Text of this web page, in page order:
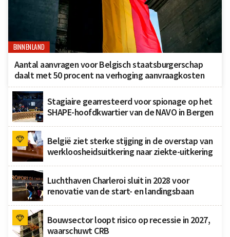
BINNENLAND
Aantal aanvragen voor Belgisch staatsburgerschap
daalt met 50 procent na verhoging aanvraagkosten
Stagiaire gearresteerd voor spionage op het
SHAPE-hoofdkwartier van de NAVO in Bergen
België ziet sterke stijging in de overstap van
werkloosheidsuitkering naar ziekte-uitkering
Luchthaven Charleroi sluit in 2028 voor
renovatie van de start- en landingsbaan
Bouwsector loopt risico op recessie in 2027,
waarschuwt CRB